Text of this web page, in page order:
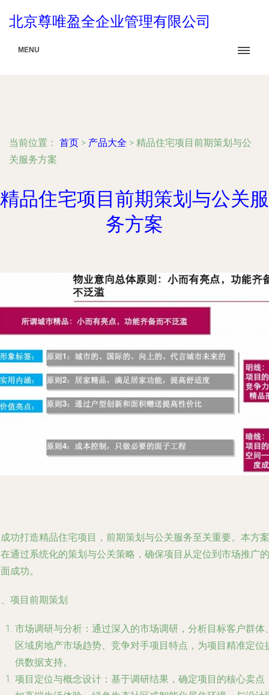
北京尊唯盈全企业管理有限公司
MENU
当前位置： 首页 > 产品大全 > 精品住宅项目前期策划与公
关服务方案
精品住宅项目前期策划与公关服
务方案
功打造精品住宅项目，前期策划与公关服务至关重要。本方案
通过系统化的策划与公关策略，确保项目从定位到市场推广的
成功。
项目前期策划
市场调研与分析：通过深入的市场调研，分析目标客户群体
区域房地产市场趋势、竞争对手项目特点，为项目精准定位
供数据支持。
项目定位与概念设计：基于调研结果，确定项目的核心卖点